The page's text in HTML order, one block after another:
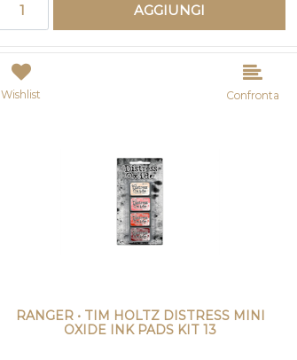
AGGIUNGI
Wishlist Confronta
RANGER • TIM HOLTZ DISTRESS MINI
OXIDE INK PADS KIT 13